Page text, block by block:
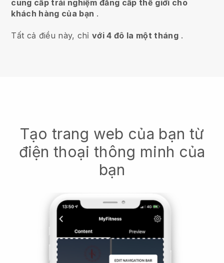
cung cấp trải nghiệm đẳng cấp thế giới cho
khách hàng của bạn .
Tất cả điều này, chỉvới 4 đô la một tháng.
Tạo trang web của bạn từ
điện thoại thông minh của
bạn